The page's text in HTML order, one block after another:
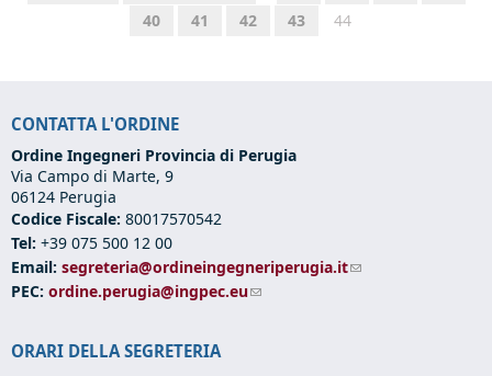
40
41 42 43 44
CONTATTA L'ORDINE
Ordine Ingegneri Provincia di Perugia
Via Campo di Marte, 9
06124 Perugia
Codice Fiscale: 80017570542
Tel: +39 075 500 12 00
Email: segreteria@ordineingegneriperugia.it(link sends e-mail)
PEC: ordine.perugia@ingpec.eu(link sends e-mail)
ORARI DELLA SEGRETERIA